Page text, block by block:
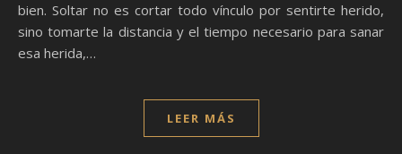
bien. Soltar no es cortar todo vínculo por sentirte herido,
sino tomarte la distancia y el tiempo necesario para sanar
esa herida,…
LEER MÁS